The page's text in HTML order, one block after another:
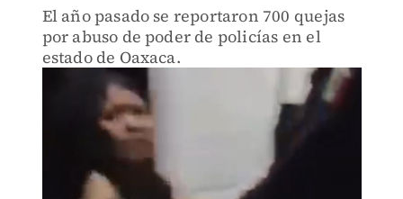
El año pasado se reportaron 700 quejas
por abuso de poder de policías en el
estado de Oaxaca.